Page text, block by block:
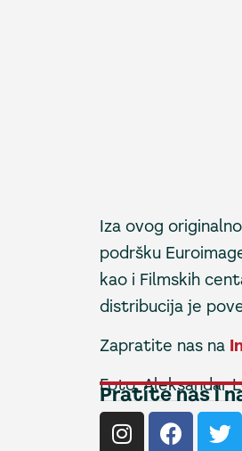
Iza ovog
podršku
kao i Filmskih
distribucija je
Zapratite nas na
Foto: Aleksandar
Pratite nas i